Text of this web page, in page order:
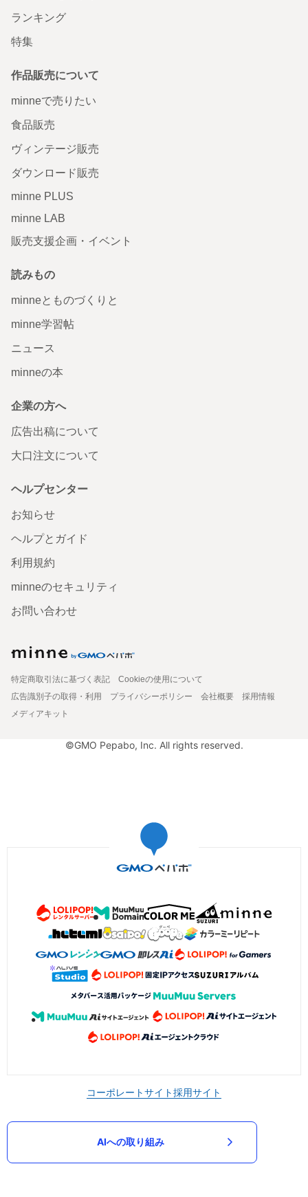
ランキング
特集
作品販売について
minneで売りたい
食品販売
ヴィンテージ販売
ダウンロード販売
minne PLUS
minne LAB
販売支援企画・イベント
読みもの
minneとものづくりと
minne学習帖
ニュース
minneの本
企業の方へ
広告出稿について
大口注文について
ヘルプセンター
お知らせ
ヘルプとガイド
利用規約
minneのセキュリティ
お問い合わせ
特定商取引法に基づく表記
Cookieの使用について
広告識別子の取得・利用
プライバシーポリシー 会社概要
採用情報
メディアキット
©GMO Pepabo, Inc. All rights reserved.
コーポレートサイト採用サイト
AIへの取り組み